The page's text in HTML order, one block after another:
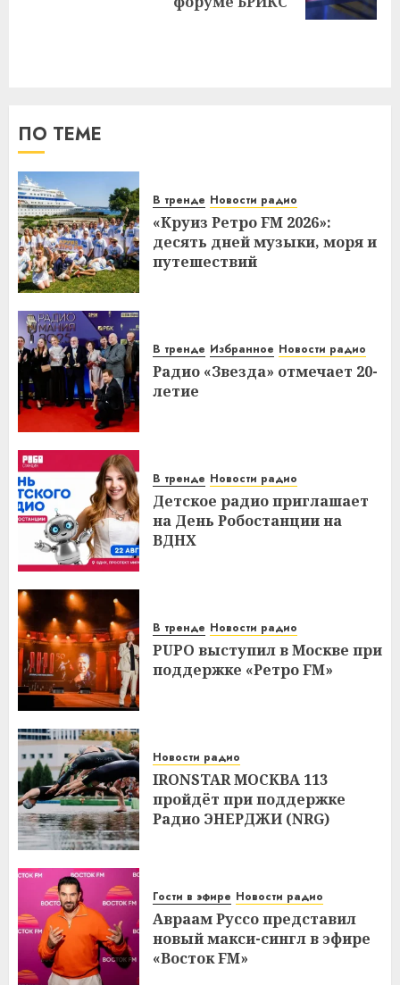
ПО ТЕМЕ
В тренде Новости радио
«Круиз Ретро FM 2026»:
десять дней музыки, моря и
путешествий
В тренде Избранное Новости радио
Радио «Звезда» отмечает 20-
летие
В тренде Новости радио
Детское радио приглашает
на День Робостанции на
ВДНХ
В тренде Новости радио
PUPO выступил в Москве при
поддержке «Ретро FM»
Новости радио
IRONSTAR МОСКВА 113
пройдёт при поддержке
Радио ЭНЕРДЖИ (NRG)
Гости в эфире Новости радио
Авраам Руссо представил
новый макси-сингл в эфире
«Восток FM»